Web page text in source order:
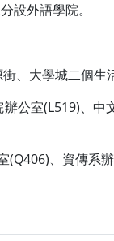
設外語學院。
、大學城二個生
公室(L519)、
、資傳系